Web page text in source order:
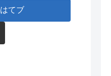
はてブ